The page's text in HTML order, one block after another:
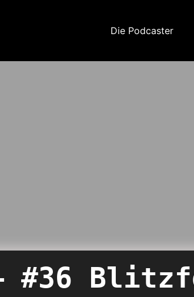
Die Podcaster
#36